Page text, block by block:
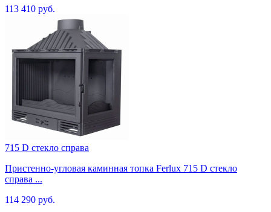
113 410 руб.
715 D стекло справа
Пристенно-угловая каминная топка Ferlux 715 D стекло
справа ...
114 290 руб.